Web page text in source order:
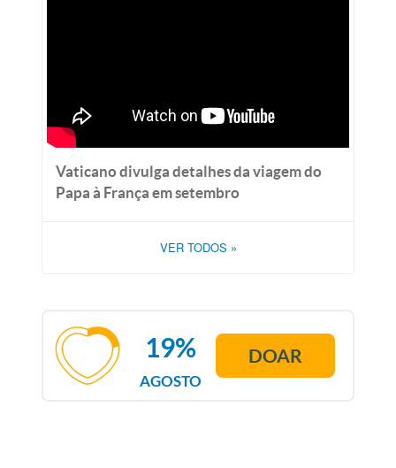
Vaticano divulga detalhes da viagem do
Papa à França em setembro
VER TODOS »
AGOSTO
19% DOAR